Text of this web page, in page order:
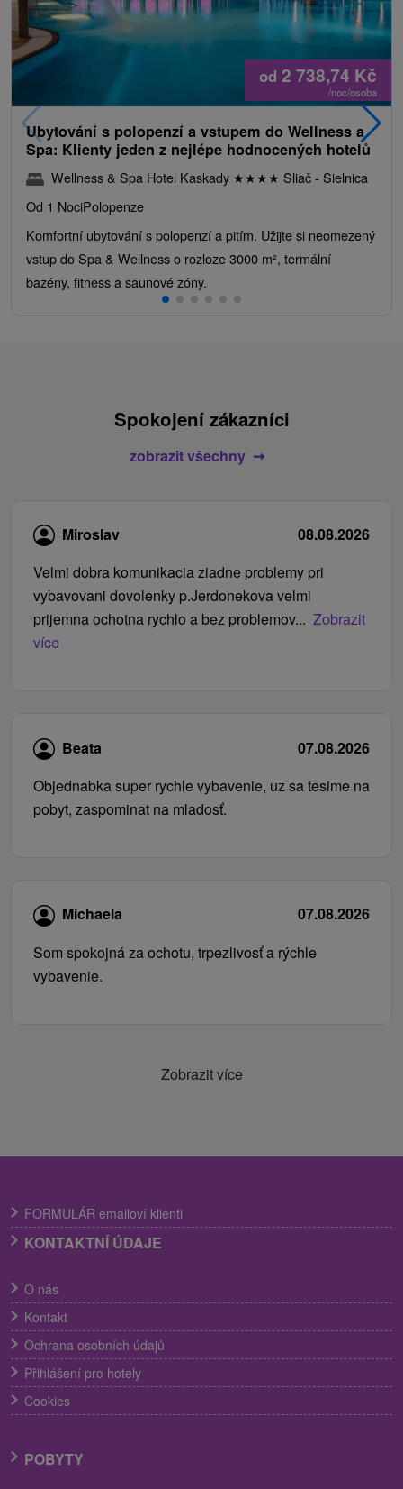
od 2 738,74 Kč
/noc/osoba
Ubytování s polopenzí a vstupem do Wellness a
Spa: Klienty jeden z nejlépe hodnocených hotelů
Wellness & Spa Hotel Kaskady ★★★★ Sliač - Sielnica
Od 1 NociPolopenze
Komfortní ubytování s polopenzí a pitím. Užijte si neomezený
vstup do Spa & Wellness o rozloze 3000 m², termální
bazény, fitness a saunové zóny.
Spokojení zákazníci
zobrazit všechny
Miroslav
08.08.2026
Velmi dobra komunikacia ziadne problemy pri
vybavovani dovolenky p.Jerdonekova velmi
prijemna ochotna rychlo a bez problemov... Zobrazit
více
Beata
07.08.2026
Objednabka super rychle vybavenie, uz sa tesime na
pobyt, zaspominat na mladosť.
Michaela
07.08.2026
Som spokojná za ochotu, trpezlivosť a rýchle
vybavenie.
Zobrazit více
FORMULÁR emailoví klienti
KONTAKTNÍ ÚDAJE
O nás
Kontakt
Ochrana osobních údajů
Přihlášení pro hotely
Cookies
POBYTY